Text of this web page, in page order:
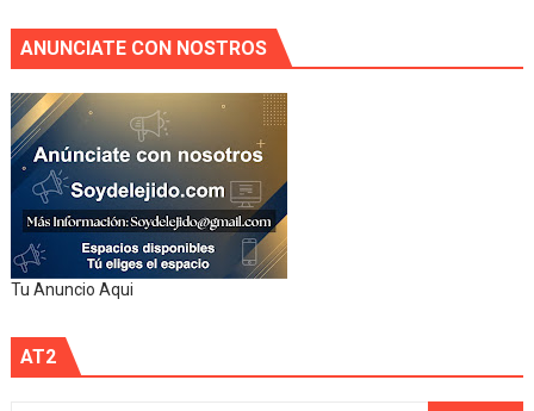
ANUNCIATE CON NOSTROS
Tu Anuncio Aqui
AT2